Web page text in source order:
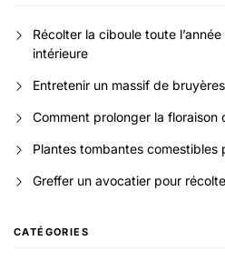
Récolter la ciboule toute
intérieure
Entretenir un massif de
Comment prolonger la floraison
Plantes tombantes comestibles
Greffer un avocatier pour
CATÉGORIES